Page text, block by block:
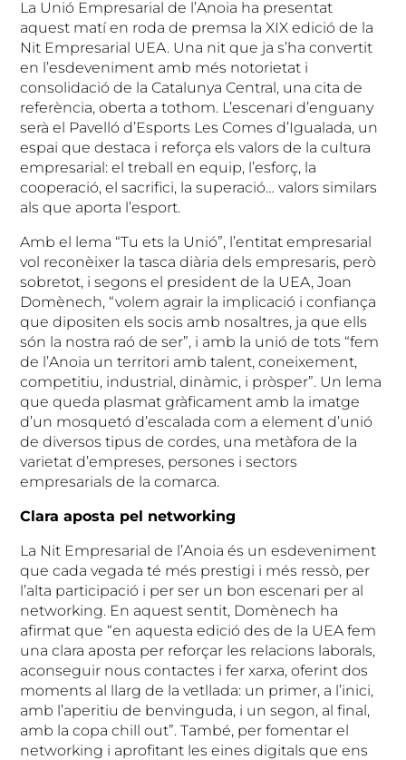
La Unió Empresarial de l’Anoia ha presentat
aquest matí en roda de premsa la XIX edició de la
Nit Empresarial UEA. Una nit que ja s’ha convertit
en l’esdeveniment amb més notorietat i
consolidació de la Catalunya Central, una cita de
referència, oberta a tothom. L’escenari d’enguany
serà el Pavelló d’Esports Les Comes d’Igualada, un
espai que destaca i reforça els valors de la cultura
empresarial: el treball en equip, l’esforç, la
cooperació, el sacrifici, la superació… valors similars
als que aporta l’esport.
Amb el lema “Tu ets la Unió”, l’entitat empresarial
vol reconèixer la tasca diària dels empresaris, però
sobretot, i segons el president de la UEA, Joan
Domènech, “volem agrair la implicació i confiança
que dipositen els socis amb nosaltres, ja que ells
són la nostra raó de ser”, i amb la unió de tots “fem
de l’Anoia un territori amb talent, coneixement,
competitiu, industrial, dinàmic, i pròsper”. Un lema
que queda plasmat gràficament amb la imatge
d’un mosquetó d’escalada com a element d’unió
de diversos tipus de cordes, una metàfora de la
varietat d’empreses, persones i sectors
empresarials de la comarca.
Clara aposta pel networking
La Nit Empresarial de l’Anoia és un esdeveniment
que cada vegada té més prestigi i més ressò, per
l’alta participació i per ser un bon escenari per al
networking. En aquest sentit, Domènech ha
afirmat que “en aquesta edició des de la UEA fem
una clara aposta per reforçar les relacions laborals,
aconseguir nous contactes i fer xarxa, oferint dos
moments al llarg de la vetllada: un primer, a l’inici,
amb l’aperitiu de benvinguda, i un segon, al final,
amb la copa chill out”. També, per fomentar el
networking i aprofitant les eines digitals que ens